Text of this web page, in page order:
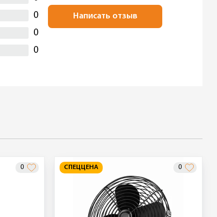
0
0
0
Написать отзыв
0 СПЕЦЦЕНА 0